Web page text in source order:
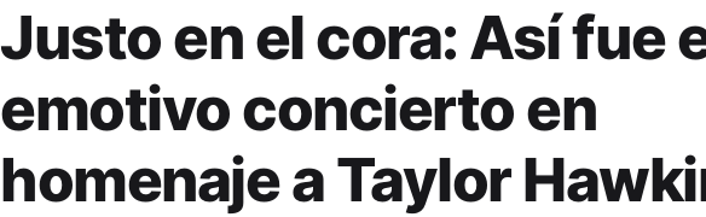
Justo en el cora: Así fue
emotivo concierto en
homenaje a Taylor